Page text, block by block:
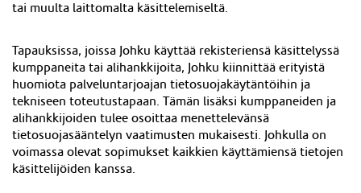
tai muulta laittomalta käsittelemiseltä.
Tapauksissa, joissa Johku käyttää rekisteriensä käsittelyssä
kumppaneita tai alihankkijoita, Johku kiinnittää erityistä
huomiota palveluntarjoajan tietosuojakäytäntöihin ja
tekniseen toteutustapaan. Tämän lisäksi kumppaneiden ja
alihankkijoiden tulee osoittaa menettelevänsä
tietosuojasääntelyn vaatimusten mukaisesti. Johkulla on
voimassa olevat sopimukset kaikkien käyttämiensä tietojen
käsittelijöiden kanssa.